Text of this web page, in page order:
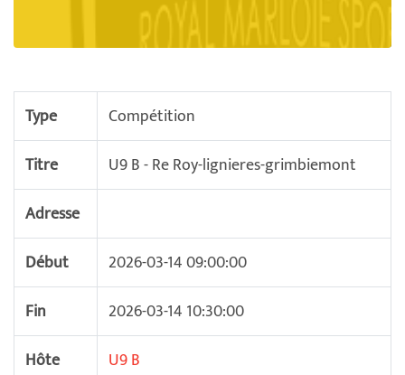
Type
Compétition
Titre
U9 B - Re Roy-lignieres-grimbiemont
Adresse
Début
2026-03-14 09:00:00
Fin
2026-03-14 10:30:00
Hôte
U9 B